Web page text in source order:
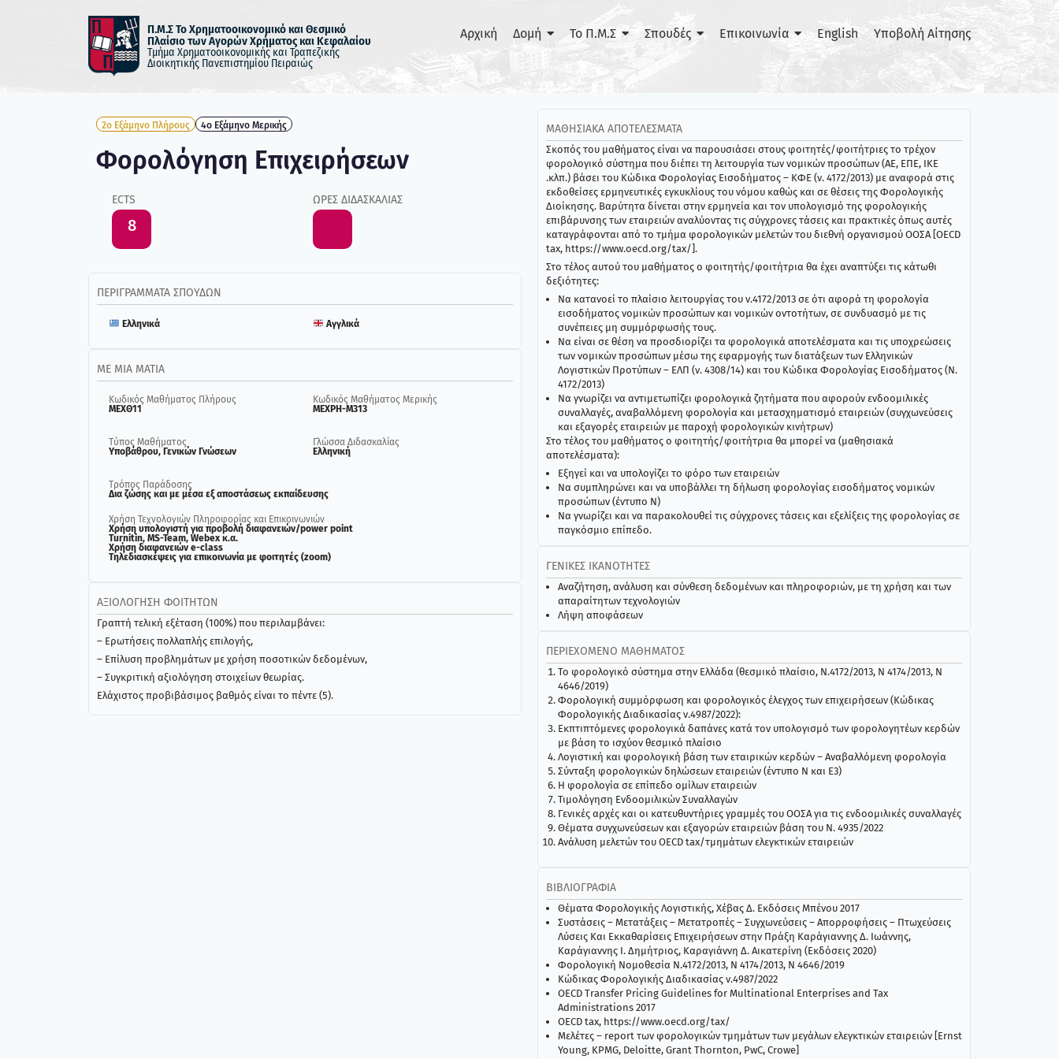
Π.Μ.Σ Το Χρηματοοικονομικό και Θεσμικό
Πλαίσιο των Αγορών Χρήματος και Κεφαλαίου
Τμήμα Χρηματοοικονομικής και Τραπεζικής
Διοικητικής Πανεπιστημίου Πειραιώς
Αρχική Δομή Το Π.Μ.Σ Σπουδές Επικοινωνία English Υποβολή Αίτησης
2ο Εξάμηνο Πλήρους 4ο Εξάμηνο Μερικής
Φορολόγηση Επιχειρήσεων
ECTS
8
ΏΡΕΣ ΔΙΔΑΣΚΑΛΊΑΣ
ΠΕΡΙΓΡΆΜΜΑΤΑ ΣΠΟΥΔΏΝ
Ελληνικά Αγγλικά
ΜΕ ΜΙΑ ΜΑΤΙΆ
Κωδικός Μαθήματος Πλήρους
ΜΕΧΘ11
Κωδικός Μαθήματος Μερικής
ΜΕΧΡΗ-Μ313
Τύπος Μαθήματος
Υποβάθρου, Γενικών Γνώσεων
Γλώσσα Διδασκαλίας
Ελληνική
Τρόπος Παράδοσης
Δια ζώσης και με μέσα εξ αποστάσεως εκπαίδευσης
Χρήση Τεχνολογιών Πληροφορίας και Επικοινωνιών
Χρήση υπολογιστή για προβολή διαφανειών/power point
Turnitin, MS-Team, Webex κ.α.
Χρήση διαφανειών e-class
Τηλεδιασκέψεις για επικοινωνία με φοιτητές (zoom)
ΑΞΙΟΛΌΓΗΣΗ ΦΟΙΤΗΤΏΝ
Γραπτή τελική εξέταση (100%) που περιλαμβάνει:
– Ερωτήσεις πολλαπλής επιλογής,
– Επίλυση προβλημάτων με χρήση ποσοτικών δεδομένων,
– Συγκριτική αξιολόγηση στοιχείων θεωρίας.
Ελάχιστος προβιβάσιμος βαθμός είναι το πέντε (5).
ΜΑΘΗΣΙΑΚΆ ΑΠΟΤΕΛΈΣΜΑΤΑ
Σκοπός του μαθήματος είναι να παρουσιάσει στους φοιτητές/φοιτήτριες το τρέχον
φορολογικό σύστημα που διέπει τη λειτουργία των νομικών προσώπων (ΑΕ, ΕΠΕ, ΙΚΕ
.κλπ.) βάσει του Κώδικα Φορολογίας Εισοδήματος – ΚΦΕ (ν. 4172/2013) με αναφορά στις
εκδοθείσες ερμηνευτικές εγκυκλίους του νόμου καθώς και σε θέσεις της Φορολογικής
Διοίκησης. Βαρύτητα δίνεται στην ερμηνεία και τον υπολογισμό της φορολογικής
επιβάρυνσης των εταιρειών αναλύοντας τις σύγχρονες τάσεις και πρακτικές όπως αυτές
καταγράφονται από το τμήμα φορολογικών μελετών του διεθνή οργανισμού ΟΟΣΑ [OECD
tax, https://www.oecd.org/tax/].
Στο τέλος αυτού του μαθήματος ο φοιτητής/φοιτήτρια θα έχει αναπτύξει τις κάτωθι
δεξιότητες:
Να κατανοεί το πλαίσιο λειτουργίας του ν.4172/2013 σε ότι αφορά τη φορολογία
εισοδήματος νομικών προσώπων και νομικών οντοτήτων, σε συνδυασμό με τις
συνέπειες μη συμμόρφωσής τους.
Να είναι σε θέση να προσδιορίζει τα φορολογικά αποτελέσματα και τις υποχρεώσεις
των νομικών προσώπων μέσω της εφαρμογής των διατάξεων των Ελληνικών
Λογιστικών Προτύπων – ΕΛΠ (ν. 4308/14) και του Κώδικα Φορολογίας Εισοδήματος (Ν.
4172/2013)
Να γνωρίζει να αντιμετωπίζει φορολογικά ζητήματα που αφορούν ενδοομιλικές
συναλλαγές, αναβαλλόμενη φορολογία και μετασχηματισμό εταιρειών (συγχωνεύσεις
και εξαγορές εταιρειών με παροχή φορολογικών κινήτρων)
Στο τέλος του μαθήματος ο φοιτητής/φοιτήτρια θα μπορεί να (μαθησιακά
αποτελέσματα):
Εξηγεί και να υπολογίζει το φόρο των εταιρειών
Να συμπληρώνει και να υποβάλλει τη δήλωση φορολογίας εισοδήματος νομικών
προσώπων (έντυπο Ν)
Να γνωρίζει και να παρακολουθεί τις σύγχρονες τάσεις και εξελίξεις της φορολογίας σε
παγκόσμιο επίπεδο.
ΓΕΝΙΚΈΣ ΙΚΑΝΌΤΗΤΕΣ
Αναζήτηση, ανάλυση και σύνθεση δεδομένων και πληροφοριών, με τη χρήση και των
απαραίτητων τεχνολογιών
Λήψη αποφάσεων
ΠΕΡΙΕΧΌΜΕΝΟ ΜΑΘΉΜΑΤΟΣ
Το φορολογικό σύστημα στην Ελλάδα (θεσμικό πλαίσιο, Ν.4172/2013, Ν 4174/2013, Ν
4646/2019)
Φορολογική συμμόρφωση και φορολογικός έλεγχος των επιχειρήσεων (Κώδικας
Φορολογικής Διαδικασίας ν.4987/2022):
Εκπτιπτόμενες φορολογικά δαπάνες κατά τον υπολογισμό των φορολογητέων κερδών
με βάση το ισχύον θεσμικό πλαίσιο
Λογιστική και φορολογική βάση των εταιρικών κερδών – Αναβαλλόμενη φορολογία
Σύνταξη φορολογικών δηλώσεων εταιρειών (έντυπο Ν και Ε3)
Η φορολογία σε επίπεδο ομίλων εταιρειών
Τιμολόγηση Ενδοομιλικών Συναλλαγών
Γενικές αρχές και οι κατευθυντήριες γραμμές του ΟΟΣΑ για τις ενδοομιλικές συναλλαγές
Θέματα συγχωνεύσεων και εξαγορών εταιρειών βάση του Ν. 4935/2022
Ανάλυση μελετών του OECD tax/τμημάτων ελεγκτικών εταιρειών
ΒΙΒΛΙΟΓΡΑΦΊΑ
Θέματα Φορολογικής Λογιστικής, Χέβας Δ. Εκδόσεις Μπένου 2017
Συστάσεις – Μετατάξεις – Μετατροπές – Συγχωνεύσεις – Απορροφήσεις – Πτωχεύσεις
Λύσεις Και Εκκαθαρίσεις Επιχειρήσεων στην Πράξη Καράγιαννης Δ. Ιωάννης,
Καράγιαννης Ι. Δημήτριος, Καραγιάννη Δ. Αικατερίνη (Εκδόσεις 2020)
Φορολογική Νομοθεσία Ν.4172/2013, Ν 4174/2013, Ν 4646/2019
Κώδικας Φορολογικής Διαδικασίας ν.4987/2022
OECD Transfer Pricing Guidelines for Multinational Enterprises and Tax
Administrations 2017
OECD tax, https://www.oecd.org/tax/
Μελέτες – report των φορολογικών τμημάτων των μεγάλων ελεγκτικών εταιρειών [Ernst
Young, KPMG, Deloitte, Grant Thornton, PwC, Crowe]